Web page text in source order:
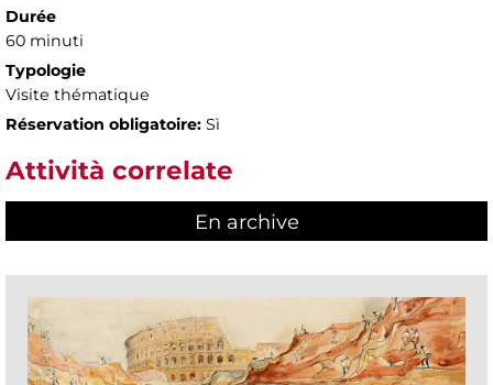
Durée
60 minuti
Typologie
Visite thématique
Réservation obligatoire: Sì
Attività correlate
En archive